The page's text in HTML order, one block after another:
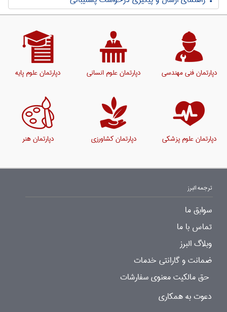
دپارتمان فنی مهندسی دپارتمان علوم انسانی دپارتمان علوم پایه
دپارتمان علوم پزشکی دپارتمان کشاورزی دپارتمان هنر
ترجمه البرز
سوابق ما
تماس با ما
وبلاگ البرز
ضمانت و گارانتی خدمات
حق مالکیت معنوی سفارشات
دعوت به همکاری